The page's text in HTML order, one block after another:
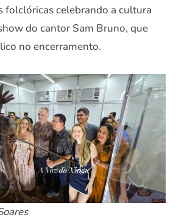
folclóricas celebrando a cultura
do cantor Sam Bruno, que
no encerramento.